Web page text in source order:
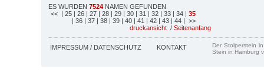
ES WURDEN 7524 NAMEN GEFUNDEN
<< | 25 | 26 | 27 | 28 | 29 | 30 | 31 | 32 | 33 | 34 | 35
| 36 | 37 | 38 | 39 | 40 | 41 | 42 | 43 | 44 | >>
druckansicht / Seitenanfang
IMPRESSUM / DATENSCHUTZ KONTAKT
Der Stolperstein
Stein in Hamburg